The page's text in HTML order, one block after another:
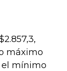
máximo
el mínimo